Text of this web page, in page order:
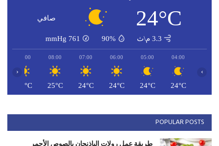
24°C صافي
3.3 م\ث 90%
761
mmHg
04:00
24°C
05:00
24°C
06:00
24°C
07:00
24°C
08:00
25°C
09:00
27°C
‹ ›
POPULAR POSTS
طريقة عمل رولات الباذنجان بالصوص الأحمر